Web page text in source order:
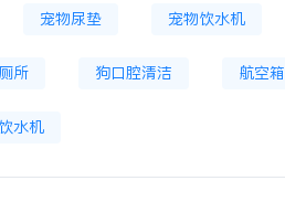
宠物尿垫 宠物饮水机
所 狗口腔清洁 航空箱
水机